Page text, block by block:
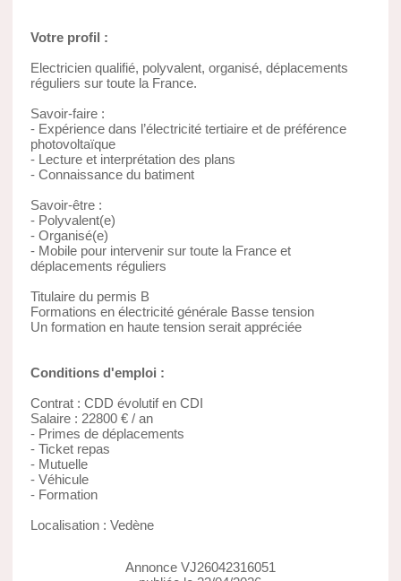
Votre profil :
Electricien qualifié, polyvalent, organisé, déplacements
réguliers sur toute la France.
Savoir-faire :
- Expérience dans l’électricité tertiaire et de préférence
photovoltaïque
- Lecture et interprétation des plans
- Connaissance du batiment
Savoir-être :
- Polyvalent(e)
- Organisé(e)
- Mobile pour intervenir sur toute la France et
déplacements réguliers
Titulaire du permis B
Formations en électricité générale Basse tension
Un formation en haute tension serait appréciée
Conditions d'emploi :
Contrat : CDD évolutif en CDI
Salaire : 22800 € / an
- Primes de déplacements
- Ticket repas
- Mutuelle
- Véhicule
- Formation
Localisation : Vedène
Annonce VJ26042316051